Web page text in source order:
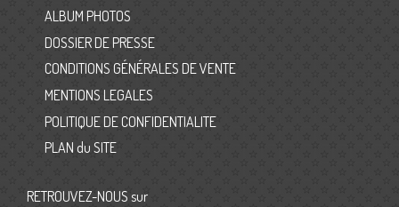
ALBUM PHOTOS
DOSSIER DE PRESSE
CONDITIONS GÉNÉRALES DE VENTE
MENTIONS LEGALES
POLITIQUE DE CONFIDENTIALITE
PLAN du SITE
RETROUVEZ-NOUS sur